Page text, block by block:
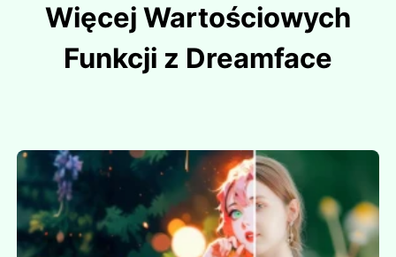
Więcej Wartościowych
Funkcji z Dreamface